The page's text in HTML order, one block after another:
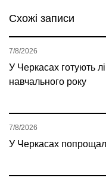
Схожі записи
У Черкасах готують
навчального року
7/8/2026
У Черкасах
7/8/2026